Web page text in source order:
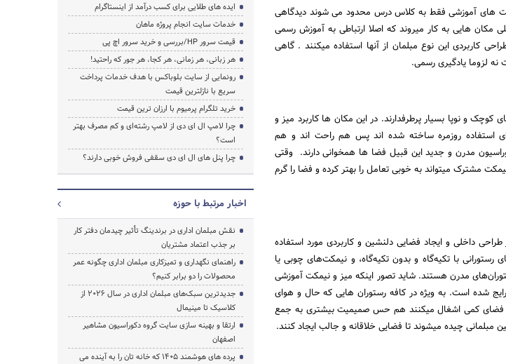
های آموزشی فقط به کلاس درس محدود می شوند دیدگاهی
هایی به کار میروند که اصلا ارتباطی به آموزش رسمی
کاربردی این نوع مبلمان از آنها استفاده میکنند . گاهی
لزوما یادگیری رسمی.
و نوپا بسیار پرطرفدارند. در این مکان ها کاربرد میز و
استفاده روزمره ساخته شده اند پس هم راحت اند و هم
مدرن و جدید این قبیل فضا ها همخوانی دارند. وقتی
مشترک میتواند به خوبی تعامل را بهتر کرده و فضا را گرم
داخلی و ایجاد فضایی دلنشین و کاربردی مورد استفاده
با تکیه‌گاه و بدون تکیه‌گاه، و نیمکت‌های چوبی یا
مدرن هستند. شاید تصور اینکه میز و نیمکت آموزشی
شده است. به ویژه در کافه رستوران هایی که حال و هوای
فضای کمی اشغال میکنند هم حس صمیمیت بیشتری به جمع
چیده میشوند تا فضایی خلاقانه و جالب ایجاد کنند.
ایده های طلایی برای کسب درآمد از اینستاگرام
خدمات سایت انجام پروژه ماهان
قیمت سرور HP/بررسی و خرید سرور اچ پی
هر زبانی، هر زمانی، هر کجا، هر جور که راحتید!
رونمایی از سایت بلوباکس با هدف خدمات پرداخت
سریع با نازلترین قیمت
خرید تلگرام پرمیوم با ارزان ترین قیمت
چرا لامپ ال ای دی از لامپ رشته‌ای و کم مصرف بهتر
است؟
چرا پنل های ال ای دی سقفی فروش خوبی دارند؟
اخبار مرتبط با حوزه
نقش مبلمان اداری در برندینگ تأثیر چیدمان دفتر کار
بر جذب اعتماد مشتریان
راهنمای نگهداری و تمیزکاری مبلمان اداری چگونه عمر
محصولات را دو برابر کنیم؟
جدیدترین سبک‌های مبلمان اداری در سال ۲۰۲۶ از
کلاسیک تا مینیمال
ارتقا و بهینه سازی سایت گروه دکوراسیون مشاهیر
اصفهان
پرده‌ های هوشمند ۱۴۰۵ که خانه‌ تان را به آینده می‌